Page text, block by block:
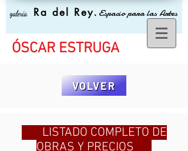
galería Ra del Rey. Espacio para las Artes
ÓSCAR ESTRUGA
VOLVER
LISTADO COMPLETO DE
OBRAS Y PRECIOS